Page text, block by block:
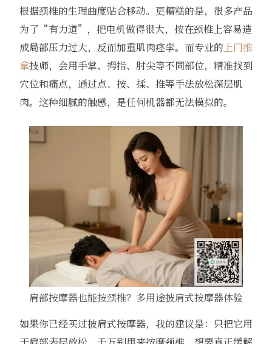
根据颈椎的生理曲度贴合移动。更糟糕的是，很多产品
为了“有力道”，把电机做得很大，按在颈椎上容易造
成局部压力过大，反而加重肌肉痉挛。而专业的 上门推
拿技师，会用手掌、拇指、肘尖等不同部位，精准找到
穴位和痛点，通过点、按、揉、推等手法放松深层肌
肉。这种细腻的触感，是任何机器都无法模拟的。
肩部按摩器也能按颈椎？多用途披肩式按摩器体验
如果你已经买过披肩式按摩器，我的建议是：只把它用